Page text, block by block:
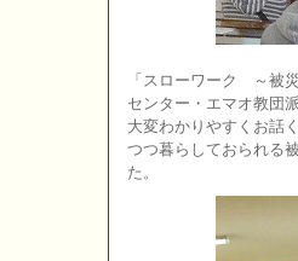
「スローワーク ～被
センター・エマオ教団
大変わかりやすくお話
つつ暮らしておられる
た。